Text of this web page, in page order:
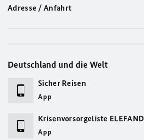
Adresse / Anfahrt
Deutschland und die Welt
Sicher Reisen
App
Krisenvorsorgeliste ELEFAND
App